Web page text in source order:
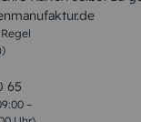
65
–
Kommunion